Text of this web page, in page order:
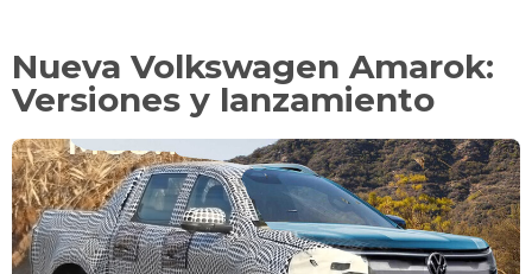
Nueva Volkswagen Amarok:
Versiones y lanzamiento